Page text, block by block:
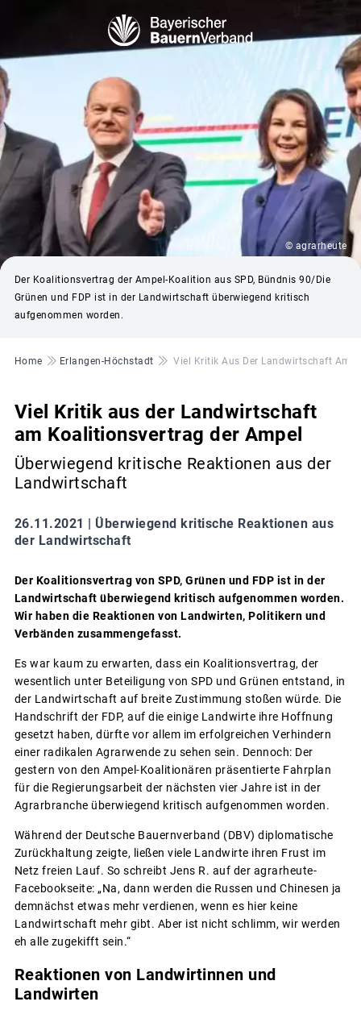
© agrarheute
Der Koalitionsvertrag der Ampel-Koalition aus SPD, Bündnis 90/Die
Grünen und FDP ist in der Landwirtschaft überwiegend kritisch
aufgenommen worden.
Pfadnavigation
Home Erlangen-Höchstadt Viel Kritik Aus Der Landwirtschaft Am
Viel Kritik aus der Landwirtschaft
am Koalitionsvertrag der Ampel
Überwiegend kritische Reaktionen aus der
Landwirtschaft
26.11.2021 | Überwiegend kritische Reaktionen aus
der Landwirtschaft
Der Koalitionsvertrag von SPD, Grünen und FDP ist in der
Landwirtschaft überwiegend kritisch aufgenommen worden.
Wir haben die Reaktionen von Landwirten, Politikern und
Verbänden zusammengefasst.
Es war kaum zu erwarten, dass ein Koalitionsvertrag, der
wesentlich unter Beteiligung von SPD und Grünen entstand, in
der Landwirtschaft auf breite Zustimmung stoßen würde. Die
Handschrift der FDP, auf die einige Landwirte ihre Hoffnung
gesetzt haben, dürfte vor allem im erfolgreichen Verhindern
einer radikalen Agrarwende zu sehen sein. Dennoch: Der
gestern von den Ampel-Koalitionären präsentierte Fahrplan
für die Regierungsarbeit der nächsten vier Jahre ist in der
Agrarbranche überwiegend kritisch aufgenommen worden.
Während der Deutsche Bauernverband (DBV) diplomatische
Zurückhaltung zeigte, ließen viele Landwirte ihren Frust im
Netz freien Lauf. So schreibt Jens R. auf der agrarheute-
Facebookseite: „Na, dann werden die Russen und Chinesen ja
demnächst etwas mehr verdienen, wenn es hier keine
Landwirtschaft mehr gibt. Aber ist nicht schlimm, wir werden
eh alle zugekifft sein.“
Reaktionen von Landwirtinnen und
Landwirten